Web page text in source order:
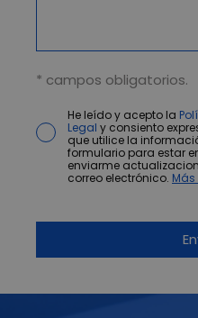
* campos obligatorios.
He leído y acepto la
Legal y consiento
que utilice la
formulario para estar
enviarme
correo electrónico.